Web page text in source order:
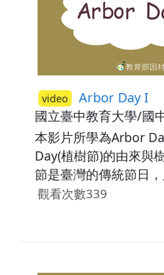
video Arbor Day I
國立臺中教育大學/國
本影片所學為Arbor
Day(植樹節)的由來與
節是臺灣的傳統節日
明節同一天慶祝，但
逸仙逝世，將植樹節
觀看次數339